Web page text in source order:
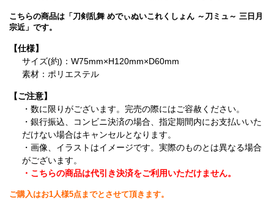
こちらの商品は「刀剣乱舞 めでぃぬいこれくしょん ～刀ミュ～ 三日月
宗近」です。
【仕様】
サイズ(約)：W75mm×H120mm×D60mm
素材：ポリエステル
【ご注意】
・数に限りがございます。完売の際にはご容赦ください。
・銀行振込、コンビニ決済の場合、指定期間内にお支払いいた
だけない場合はキャンセルとなります。
・画像、イラストはイメージです。実際のものとは異なる場合
がございます。
・こちらの商品は代引き決済をご利用いただけません。
ご購入はお1人様5点までとさせて頂きます。